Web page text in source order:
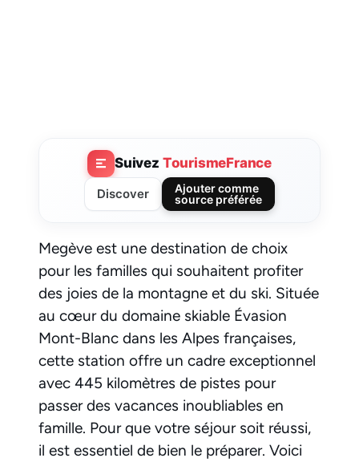
Suivez TourismeFrance
Discover
Ajouter comme
source préférée
Megève est une destination de choix
pour les familles qui souhaitent profiter
des joies de la montagne et du ski. Située
au cœur du domaine skiable Évasion
Mont-Blanc dans les Alpes françaises,
cette station offre un cadre exceptionnel
avec 445 kilomètres de pistes pour
passer des vacances inoubliables en
famille. Pour que votre séjour soit réussi,
il est essentiel de bien le préparer. Voici